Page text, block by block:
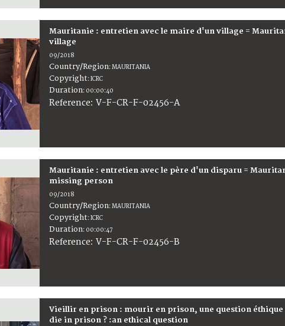
Mauritanie : entretien avec le maire d'un village =
village
09/2018
Country/Region:MAURITANIA
Copyright:ICRC
Duration: 00:00:40
Reference:V-F-CR-F-02456-A
Mauritanie : entretien avec le père d'un disparu =
missing person
09/2018
Country/Region:MAURITANIA
Copyright:ICRC
Duration: 00:00:47
Reference:V-F-CR-F-02456-B
Vieillir en prison : mourir en prison, une question
die in prison ? :an ethical question